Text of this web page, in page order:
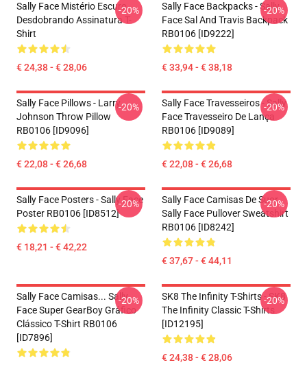
Sally Face Mistério Escuro
Desdobrando Assinatura T-
Shirt
€ 24,38 - € 28,06
-20%
Sally Face Backpacks - Sally
Face Sal And Travis Backpack
RB0106 [ID9222]
€ 33,94 - € 38,18
-20%
Sally Face Pillows - Larry
Johnson Throw Pillow
RB0106 [ID9096]
€ 22,08 - € 26,68
-20%
Sally Face Travesseiros - Sally
Face Travesseiro De Lança
RB0106 [ID9089]
€ 22,08 - € 26,68
-20%
Sally Face Posters - Sally Face
Poster RB0106 [ID8512]
€ 18,21 - € 42,22
-20%
Sally Face Camisas De Suor
Sally Face Pullover Sweatshirt
RB0106 [ID8242]
€ 37,67 - € 44,11
-20%
Sally Face Camisas... Sally
Face Super GearBoy Gráfico
Clássico T-Shirt RB0106
[ID7896]
-20%
SK8 The Infinity T-Shirts - SK8
The Infinity Classic T-Shirts
[ID12195]
€ 24,38 - € 28,06
-20%